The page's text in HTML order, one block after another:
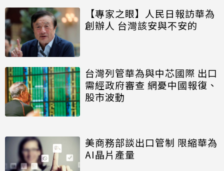
【專家之眼】人民日報訪華為
創辦人 台灣該安與不安的
台灣列管華為與中芯國際 出口
需經政府審查 網憂中國報復、
股市波動
美商務部談出口管制 限縮華為
AI晶片產量